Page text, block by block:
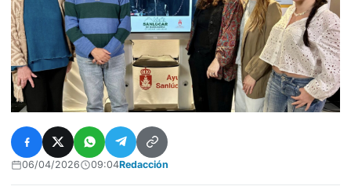
06/04/2026 09:04Redacción